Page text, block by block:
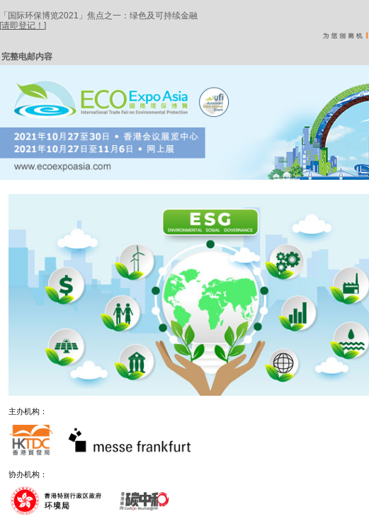
「国际环保博览2021」焦点之一：绿色及可持续金融
[请即登记！ ]
完整电邮内容
主办机构：
协办机构：